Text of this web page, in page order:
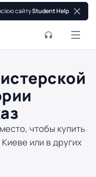
сайтуStudent Help
чтобы купить
или в других